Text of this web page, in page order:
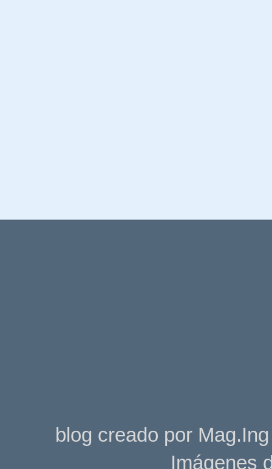
blog creado por
Imágenes